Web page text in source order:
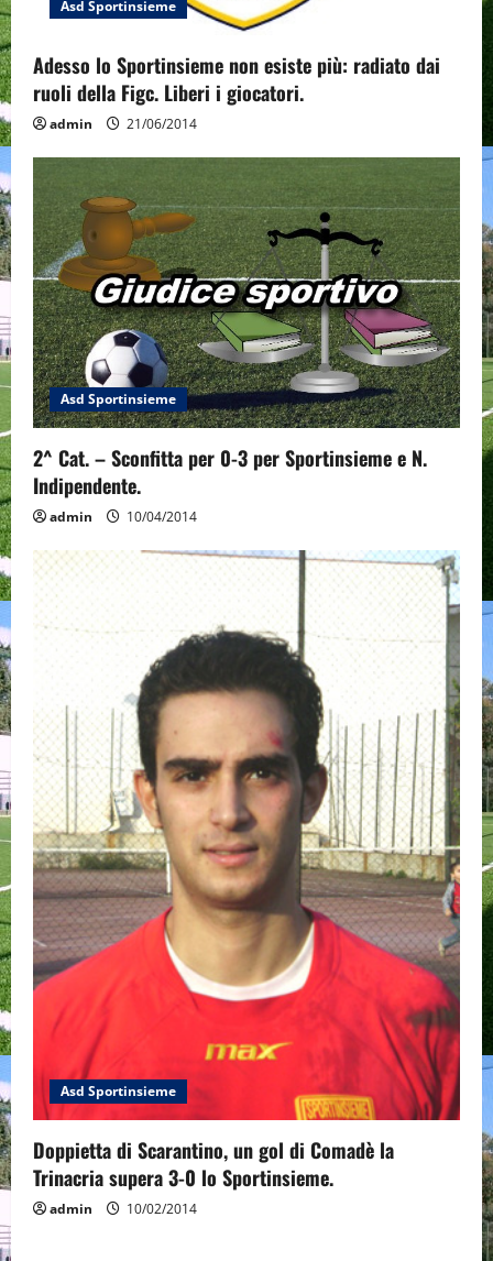
Asd Sportinsieme
Adesso lo Sportinsieme non esiste più: radiato dai
ruoli della Figc. Liberi i giocatori.
admin 21/06/2014
Asd Sportinsieme
2^ Cat. – Sconfitta per 0-3 per Sportinsieme e N.
Indipendente.
admin 10/04/2014
Asd Sportinsieme
Doppietta di Scarantino, un gol di Comadè la
Trinacria supera 3-0 lo Sportinsieme.
admin 10/02/2014